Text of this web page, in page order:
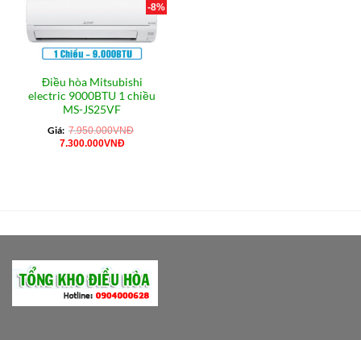
-8%
Điều hòa Mitsubishi
electric 9000BTU 1 chiều
MS-JS25VF
Giá: 7.950.000VNĐ
Giá
7.300.000VNĐGiá